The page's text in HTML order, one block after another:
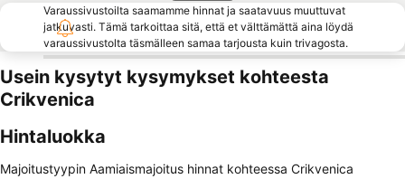
Varaussivustoilta saamamme hinnat ja saatavuus muuttuvat
jatkuvasti. Tämä tarkoittaa sitä, että et välttämättä aina löydä
varaussivustolta täsmälleen samaa tarjousta kuin trivagosta.
Usein kysytyt kysymykset kohteesta
Crikvenica
Hintaluokka
Majoitustyypin Aamiaismajoitus hinnat kohteessa Crikvenica